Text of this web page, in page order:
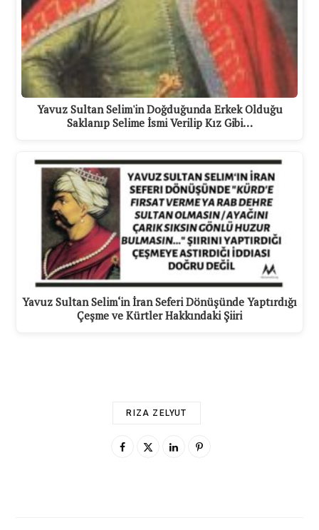
Yavuz Sultan Selim'in Doğduğunda Erkek Olduğu
Saklanıp Selime İsmi Verilip Kız Gibi…
Yavuz Sultan Selim‘in İran Seferi Dönüşünde Yaptırdığı
Çeşme ve Kürtler Hakkındaki Şiiri
RIZA ZELYUT